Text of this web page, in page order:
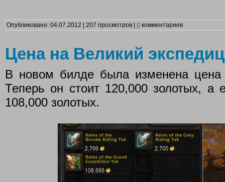
Опубликовано: 04.07.2012 | 207 просмотров | 0 комментариев
Цена на Великий
В новом билде была изменена цена
Теперь он стоит 120,000 золотых, а
108,000 золотых.